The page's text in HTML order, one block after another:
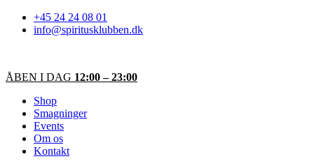
Videre+45 24 24 08 01
info@spiritusklubben.dk
ÅBEN I DAG 12:00 – 23:00
Shop
Smagninger
Events
Om os
Kontakt